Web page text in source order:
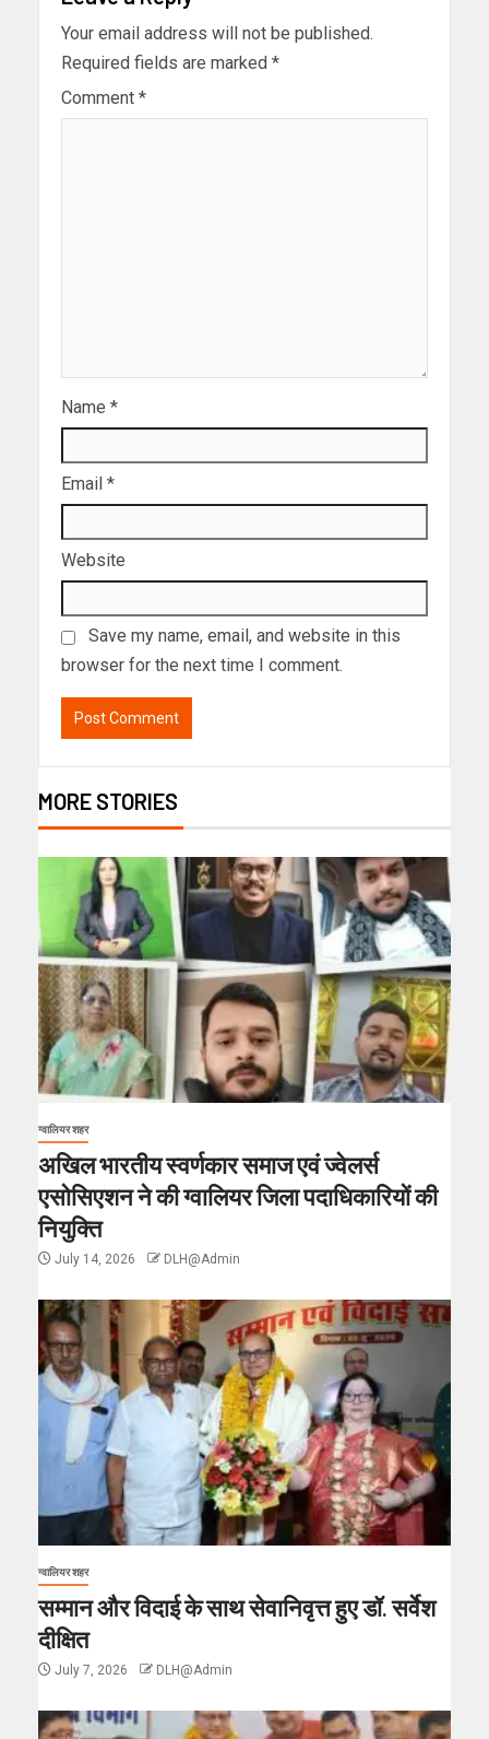
Your email address will not be published.
Required fields are marked *
Comment *
Name *
Email *
Website
Save my name, email, and website in this
browser for the next time I comment.
MORE STORIES
ग्वालियर शहर
अखिल भारतीय स्वर्णकार समाज एवं ज्वेलर्स
एसोसिएशन ने की ग्वालियर जिला पदाधिकारियों की
नियुक्ति
July 14, 2026 DLH@Admin
ग्वालियर शहर
सम्मान और विदाई के साथ सेवानिवृत्त हुए डॉ. सर्वेश
दीक्षित
July 7, 2026 DLH@Admin